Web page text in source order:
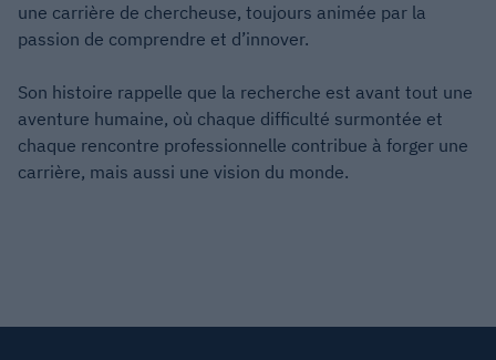
une carrière de chercheuse, toujours animée par la
passion de comprendre et d’innover.
Son histoire rappelle que la recherche est avant tout une
aventure humaine, où chaque difficulté surmontée et
chaque rencontre professionnelle contribue à forger une
carrière, mais aussi une vision du monde.